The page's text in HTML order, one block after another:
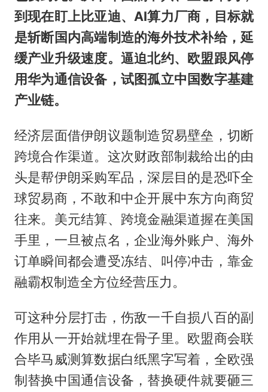
到现在盯上比亚迪、AI算力厂商，目标就
是斩断国内高端制造的海外技术补给，延
缓产业升级速度。逼迫北约、欧盟跟风停
用华为通信设备，试图孤立中国数字基建
产业链。
经济层面借伊朗议题制造贸易壁垒，切断
跨境合作渠道。这次财政部制裁给出的由
头是帮伊朗采购军品，深层目的是恐吓全
球贸易商，不敢和中企开展中东方向商贸
往来。美元结算、跨境金融渠道握在美国
手里，一旦被点名，企业海外账户、海外
订单瞬间都会遭受冻结、叫停冲击，靠金
融霸权制造全方位经营压力。
可这种分层打击，伤敌一千自损八百的副
作用从一开始就埋在骨子里。欧盟商会联
合毕马威测算数据白纸黑字写着，全欧强
制替换中国通信设备，替换硬件就要砸三